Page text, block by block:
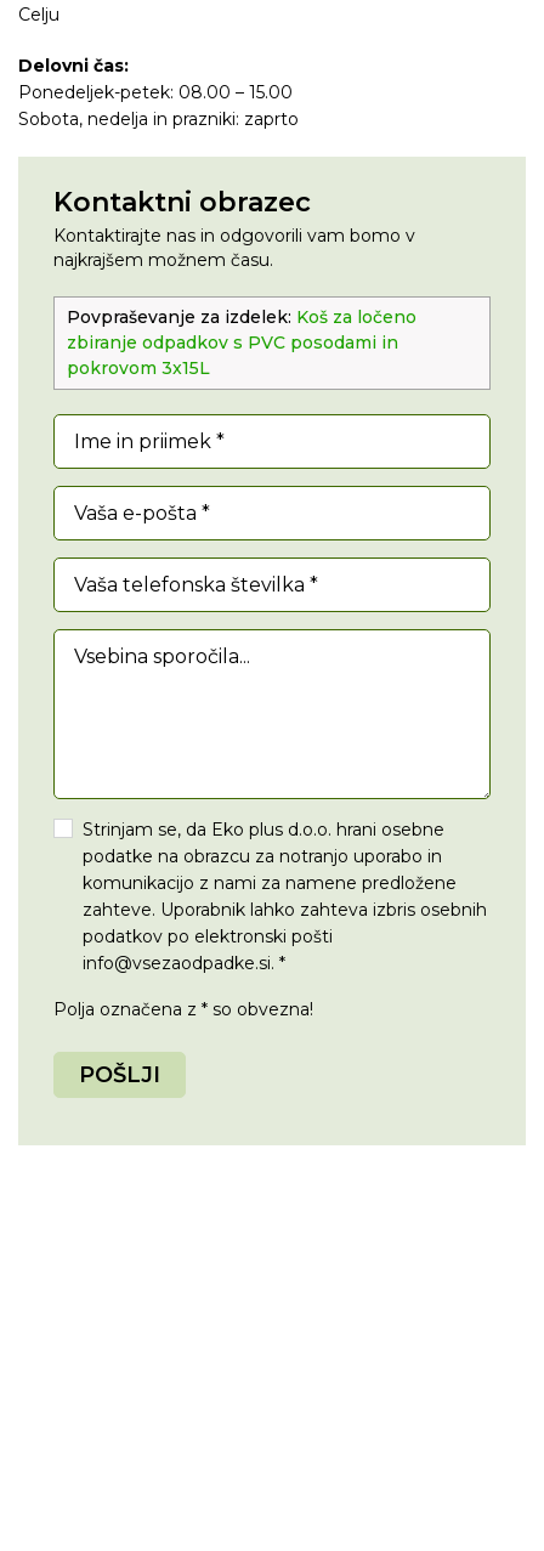
Celju
Delovni čas:
Ponedeljek-petek: 08.00 – 15.00
Sobota, nedelja in prazniki: zaprto
Kontaktni obrazec
Kontaktirajte nas in odgovorili vam bomo v
najkrajšem možnem času.
Povpraševanje za izdelek: Koš za ločeno
zbiranje odpadkov s PVC posodami in
pokrovom 3x15L
Ime in priimek *
Vaša e-pošta *
Vaša telefonska številka *
Vsebina sporočila...
Strinjam se, da Eko plus d.o.o. hrani osebne
podatke na obrazcu za notranjo uporabo in
komunikacijo z nami za namene predložene
zahteve. Uporabnik lahko zahteva izbris osebnih
podatkov po elektronski pošti
info@vsezaodpadke.si. *
Polja označena z * so obvezna!